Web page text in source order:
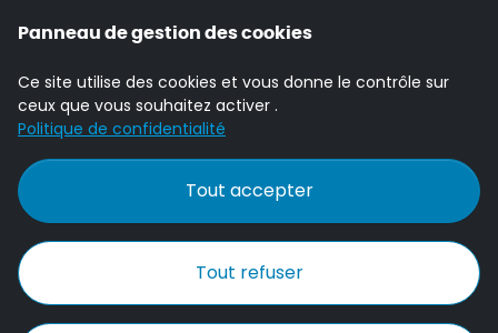
Panneau de gestion des cookies
Ce site utilise des cookies et vous donne le contrôle sur
ceux que vous souhaitez activer .
Politique de confidentialité
Tout accepter
Tout refuser